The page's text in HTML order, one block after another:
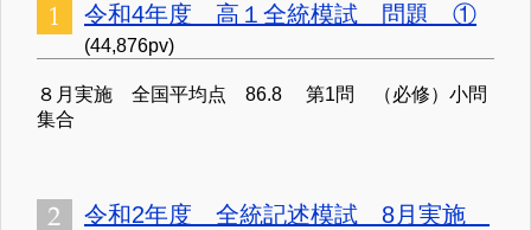
令和4年度 高１全統模試 問題 ①
(44,876pv)
８月実施 全国平均点 86.8 第1問 （必修）小問
集合
令和2年度 全統記述模試 8月実施